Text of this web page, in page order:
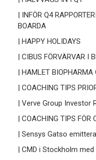
| INFÖR Q4
BOARDA
| HAPPY HOLIDAYS
| CIBUS FÖRVÄRVAR I
| HAMLET BIOPHARMA
| COACHING TIPS
| Verve Group Investor
| COACHING TIPS FÖR
| Sensys Gatso
| CMD i Stockholm med